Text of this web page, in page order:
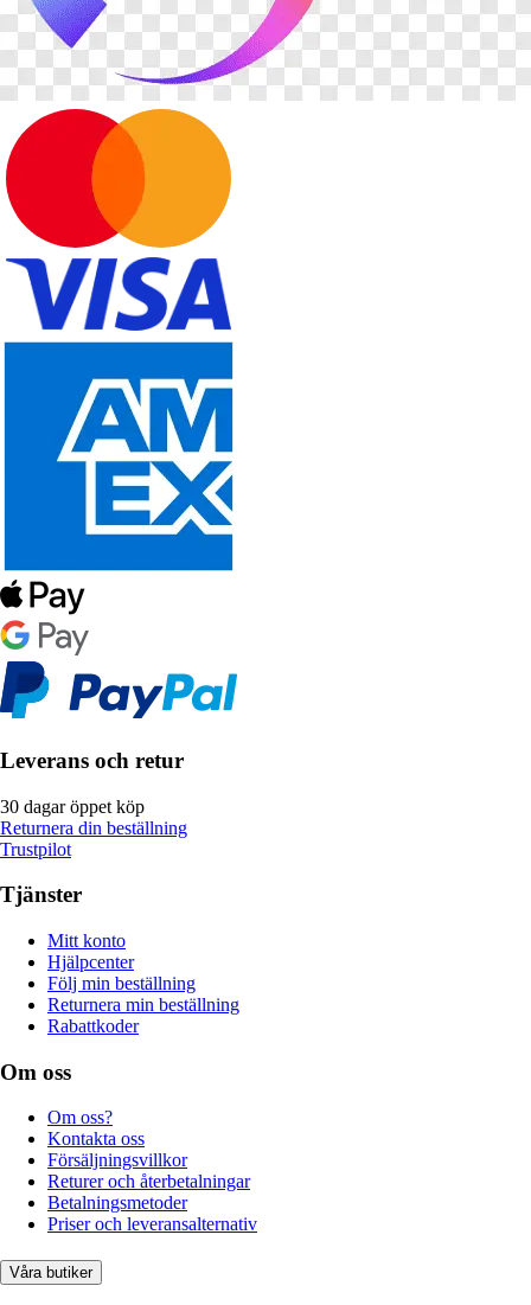
Leverans och retur
30 dagar öppet köp
Returnera din beställning
Trustpilot
Tjänster
Mitt konto
Hjälpcenter
Följ min beställning
Returnera min beställning
Rabattkoder
Om oss
Om oss?
Kontakta oss
Försäljningsvillkor
Returer och återbetalningar
Betalningsmetoder
Priser och leveransalternativ
Våra butiker